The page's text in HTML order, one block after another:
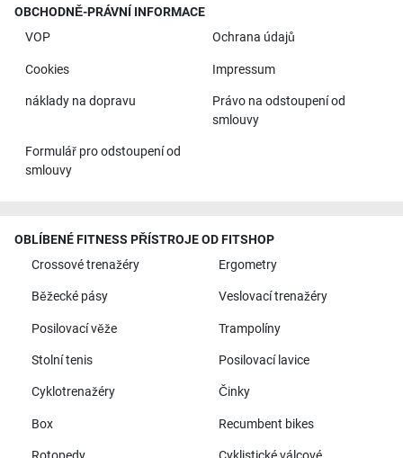
OBCHODNĚ-PRÁVNÍ INFORMACE
VOP
Ochrana údajů
Cookies Impressum
náklady na dopravu
Právo na odstoupení od
smlouvy
Formulář pro odstoupení od
smlouvy
OBLÍBENÉ FITNESS PŘÍSTROJE OD FITSHOP
Crossové trenažéry
Ergometry
Běžecké pásy Veslovací trenažéry
Posilovací věže Trampolíny
Stolní tenis Posilovací lavice
Cyklotrenažéry Činky
Box Recumbent bikes